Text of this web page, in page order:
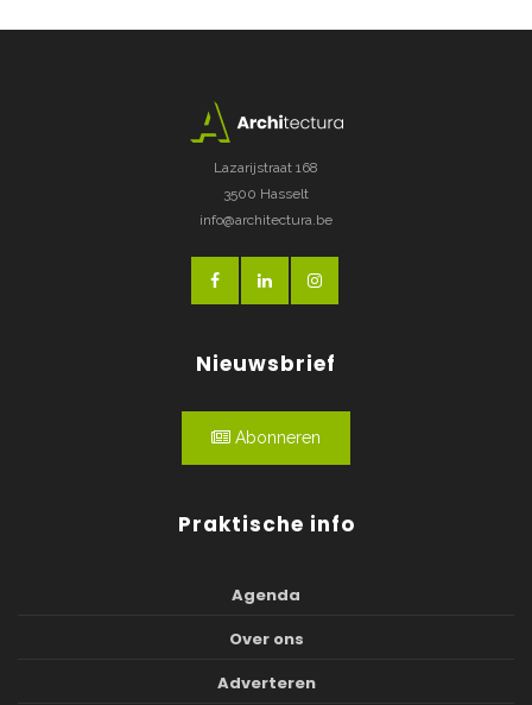
Lazarijstraat 168
3500 Hasselt
info@architectura.be
Nieuwsbrief
Abonneren
Praktische info
Agenda
Over ons
Adverteren